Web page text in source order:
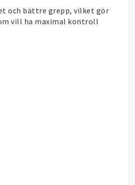
och bättre grepp, vilket gör
vill ha maximal kontroll